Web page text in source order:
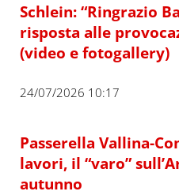
Schlein: “Ringrazio
risposta alle
(video e fotogallery)
24/07/2026 10:17
Passerella Vallina-
lavori, il “varo”
autunno